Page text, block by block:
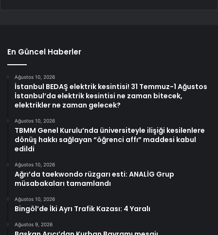
En Güncel Haberler
Ağustos 10, 2026
İstanbul BEDAŞ elektrik kesintisi! 31 Temmuz-1 Ağustos
İstanbul’da elektrik kesintisi ne zaman bitecek,
elektrikler ne zaman gelecek?
Ağustos 10, 2026
TBMM Genel Kurulu’nda üniversiteyle ilişiği kesilenlere
dönüş hakkı sağlayan “öğrenci affı” maddesi kabul
edildi
Ağustos 10, 2026
Ağrı’da taekwondo rüzgarı esti: ANALİG Grup
müsabakaları tamamlandı
Ağustos 10, 2026
Bingöl’de İki Ayrı Trafik Kazası: 4 Yaralı
Ağustos 9, 2026